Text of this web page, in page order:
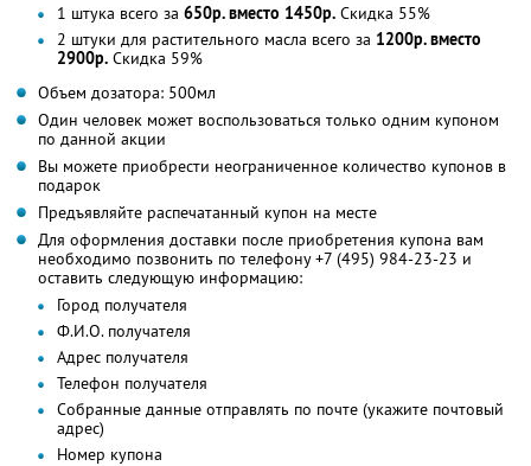
1 штука всего за 650р. вместо 1450р. Скидка 55%
2 штуки для растительного масла всего за 1200р. вместо
2900р. Скидка 59%
Объем дозатора: 500мл
Один человек может воспользоваться только одним купоном
по данной акции
Вы можете приобрести неограниченное количество купонов в
подарок
Предъявляйте распечатанный купон на месте
Для оформления доставки после приобретения купона вам
необходимо позвонить по телефону +7 (495) 984-23-23 и
оставить следующую информацию:
Город получателя
Ф.И.О. получателя
Адрес получателя
Телефон получателя
Собранные данные отправлять по почте (укажите почтовый
адрес)
Номер купона